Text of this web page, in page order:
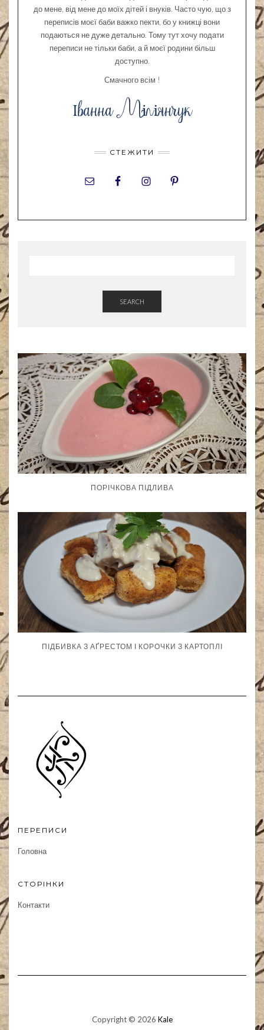
до мене, від мене до моїх дітей і внуків. Часто чую, що з
переписів моєї баби важко пекти, бо у книжці вони
подаються не дуже детально. Тому тут хочу подати
переписи не тільки баби, а й моєї родини більш
доступно.
Смачного всім !
СТЕЖИТИ
SEARCH
ПОРІЧКОВА ПІДЛИВА
ПІДБИВКА З АҐРЕСТОМ І КОРОЧКИ З КАРТОПЛІ
ПЕРЕПИСИ
Головна
СТОРІНКИ
Контакти
Copyright © 2026 Kale